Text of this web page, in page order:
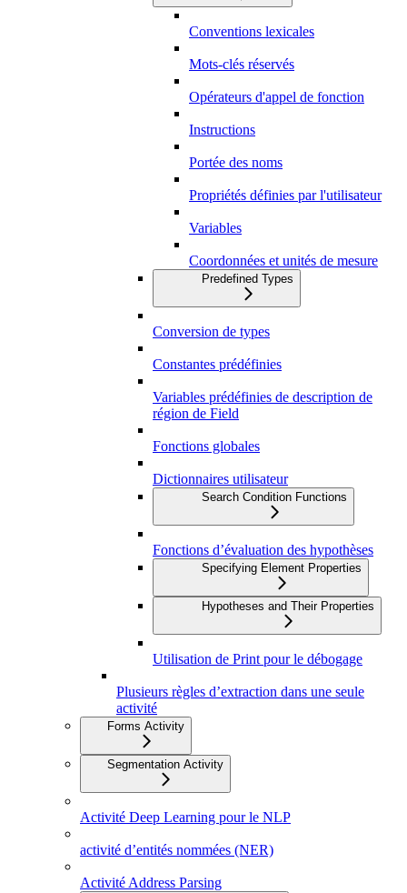
Conventions lexicales
Mots-clés réservés
Opérateurs d'appel de fonction
Instructions
Portée des noms
Propriétés définies par l'utilisateur
Variables
Coordonnées et unités de mesure
Predefined Types
Conversion de types
Constantes prédéfinies
Variables prédéfinies de description de
région de Field
Fonctions globales
Dictionnaires utilisateur
Search Condition Functions
Fonctions d’évaluation des hypothèses
Specifying Element Properties
Hypotheses and Their Properties
Utilisation de Print pour le débogage
Plusieurs règles d’extraction dans une seule
activité
Forms Activity
Segmentation Activity
Activité Deep Learning pour le NLP
activité d’entités nommées (NER)
Activité Address Parsing